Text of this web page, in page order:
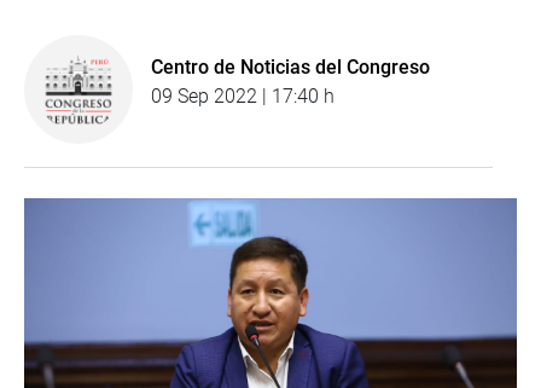
Centro de Noticias del Congreso
09 Sep 2022 | 17:40 h